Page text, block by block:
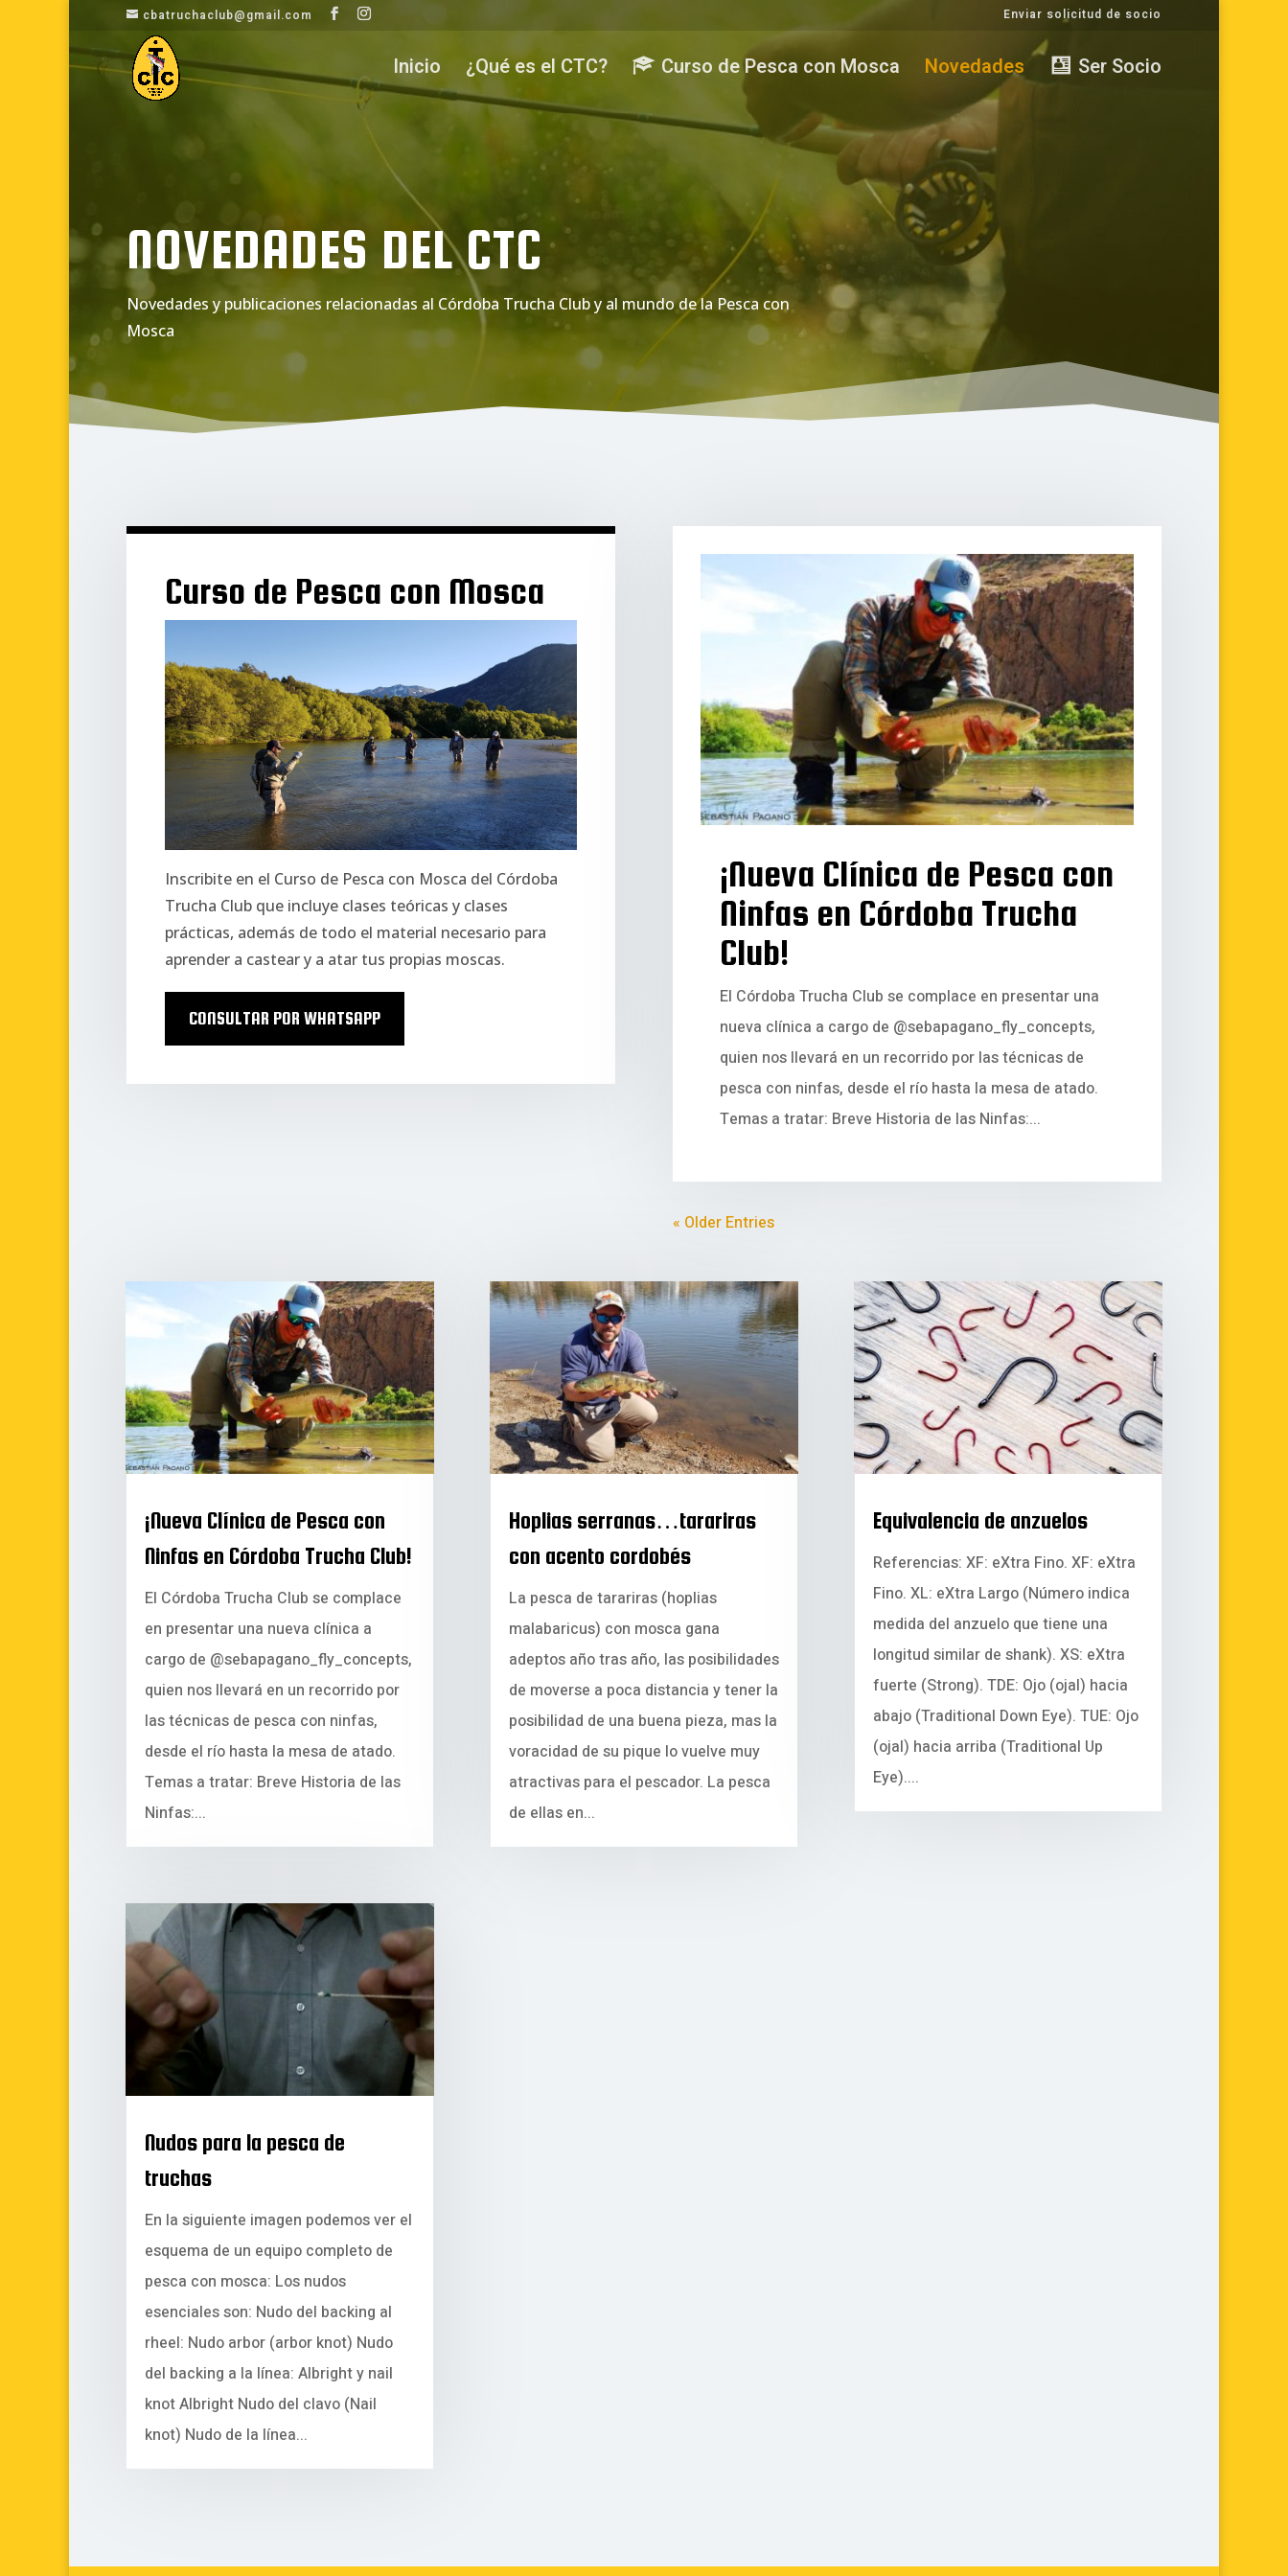
cbatruchaclub@gmail.com Enviar solicitud de socio
Inicio ¿Qué es el CTC? Curso de Pesca con Mosca Novedades Ser Socio
NOVEDADES DEL CTC
Novedades y publicaciones relacionadas al Córdoba Trucha Club y al mundo de la Pesca con
Mosca
Curso de Pesca con Mosca
Inscribite en el Curso de Pesca con Mosca del Córdoba
Trucha Club que incluye clases teóricas y clases
prácticas, además de todo el material necesario para
aprender a castear y a atar tus propias moscas.
CONSULTAR POR WHATSAPP
¡Nueva Clínica de Pesca con
Ninfas en Córdoba Trucha
Club!
El Córdoba Trucha Club se complace en presentar una
nueva clínica a cargo de @sebapagano_fly_concepts,
quien nos llevará en un recorrido por las técnicas de
pesca con ninfas, desde el río hasta la mesa de atado.
Temas a tratar: Breve Historia de las Ninfas:...
« Older Entries
¡Nueva Clínica de Pesca con
Ninfas en Córdoba Trucha Club!
El Córdoba Trucha Club se complace
en presentar una nueva clínica a
cargo de @sebapagano_fly_concepts,
quien nos llevará en un recorrido por
las técnicas de pesca con ninfas,
desde el río hasta la mesa de atado.
Temas a tratar: Breve Historia de las
Ninfas:...
Nudos para la pesca de
truchas
En la siguiente imagen podemos ver el
esquema de un equipo completo de
pesca con mosca: Los nudos
esenciales son: Nudo del backing al
rheel: Nudo arbor (arbor knot) Nudo
del backing a la línea: Albright y nail
knot Albright Nudo del clavo (Nail
knot) Nudo de la línea...
Hoplias serranas…tarariras
con acento cordobés
La pesca de tarariras (hoplias
malabaricus) con mosca gana
adeptos año tras año, las posibilidades
de moverse a poca distancia y tener la
posibilidad de una buena pieza, mas la
voracidad de su pique lo vuelve muy
atractivas para el pescador. La pesca
de ellas en...
Equivalencia de anzuelos
Referencias: XF: eXtra Fino. XF: eXtra
Fino. XL: eXtra Largo (Número indica
medida del anzuelo que tiene una
longitud similar de shank). XS: eXtra
fuerte (Strong). TDE: Ojo (ojal) hacia
abajo (Traditional Down Eye). TUE: Ojo
(ojal) hacia arriba (Traditional Up
Eye)....